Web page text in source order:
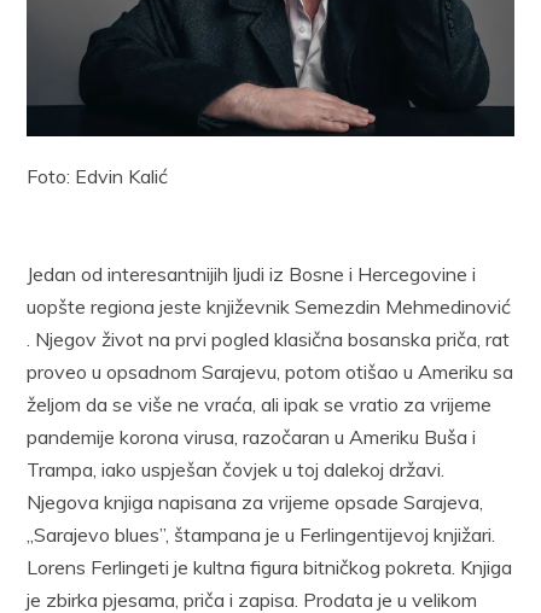
Foto: Edvin Kalić
Jedan od interesantnijih ljudi iz Bosne i Hercegovine i
uopšte regiona jeste književnik Semezdin Mehmedinović
. Njegov život na prvi pogled klasična bosanska priča, rat
proveo u opsadnom Sarajevu, potom otišao u Ameriku sa
željom da se više ne vraća, ali ipak se vratio za vrijeme
pandemije korona virusa, razočaran u Ameriku Buša i
Trampa, iako uspješan čovjek u toj dalekoj državi.
Njegova knjiga napisana za vrijeme opsade Sarajeva,
,,Sarajevo blues”, štampana je u Ferlingentijevoj knjižari.
Lorens Ferlingeti je kultna figura bitničkog pokreta. Knjiga
je zbirka pjesama, priča i zapisa. Prodata je u velikom